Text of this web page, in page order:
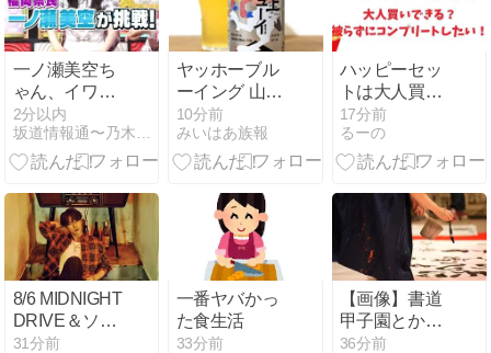
一ノ瀬美空ち
ゃん、イワシ
の三枚おろし
に挑戦！！！
【乃木坂46】
2分以内
坂道情報通〜乃木坂46まとめ〜
ヤッホーブル
ーイング 山の
上ニューイ
10分前
みいはあ族報
ハッピーセッ
トは大人買い
できる？個数
制限やかぶら
ない方法を調
17分前
るーの
8/6 MIDNIGHT
DRIVE＆ソル
のX＆インス
31分前
一番ヤバかっ
た食生活
33分前
【画像】書道
甲子園とかい
うお○ぱい見
36分前